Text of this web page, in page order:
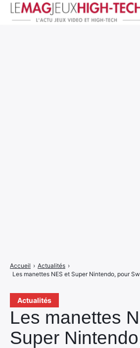
Actualités
Les manettes
Super
Accueil › Actualités ›
Les manettes NES et Super Nintendo, pour